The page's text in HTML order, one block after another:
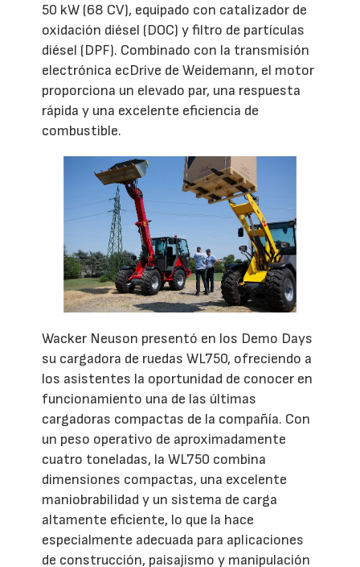
50 kW (68 CV), equipado con catalizador de
oxidación diésel (DOC) y filtro de partículas
diésel (DPF). Combinado con la transmisión
electrónica ecDrive de Weidemann, el motor
proporciona un elevado par, una respuesta
rápida y una excelente eficiencia de
combustible.
Wacker Neuson presentó en los Demo Days
su cargadora de ruedas WL750, ofreciendo a
los asistentes la oportunidad de conocer en
funcionamiento una de las últimas
cargadoras compactas de la compañía. Con
un peso operativo de aproximadamente
cuatro toneladas, la WL750 combina
dimensiones compactas, una excelente
maniobrabilidad y un sistema de carga
altamente eficiente, lo que la hace
especialmente adecuada para aplicaciones
de construcción, paisajismo y manipulación